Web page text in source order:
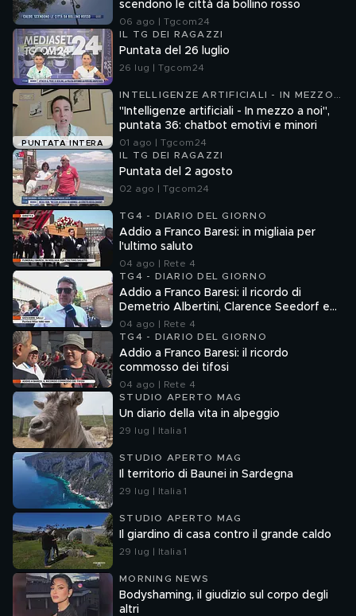
scendono le città da bollino rosso
06 ago | Tgcom24
IL TG DEI RAGAZZI
Puntata del 26 luglio
26 lug | Tgcom24
PUNTATA INTERA
INTELLIGENZE ARTIFICIALI - IN MEZZO
A NOI
"Intelligenze artificiali - In mezzo a noi",
puntata 36: chatbot emotivi e minori
01 ago | Tgcom24
IL TG DEI RAGAZZI
Puntata del 2 agosto
02 ago | Tgcom24
TG4 - DIARIO DEL GIORNO
Addio a Franco Baresi: in migliaia per
l'ultimo saluto
04 ago | Rete 4
TG4 - DIARIO DEL GIORNO
Addio a Franco Baresi: il ricordo di
Demetrio Albertini, Clarence Seedorf e
Giovanni Galli
04 ago | Rete 4
TG4 - DIARIO DEL GIORNO
Addio a Franco Baresi: il ricordo
commosso dei tifosi
04 ago | Rete 4
STUDIO APERTO MAG
Un diario della vita in alpeggio
29 lug | Italia 1
STUDIO APERTO MAG
Il territorio di Baunei in Sardegna
29 lug | Italia 1
STUDIO APERTO MAG
Il giardino di casa contro il grande caldo
29 lug | Italia 1
MORNING NEWS
Bodyshaming, il giudizio sul corpo degli
altri